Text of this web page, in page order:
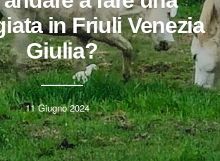
in Friuli Venezia
Giulia?
11 Giugno 2024